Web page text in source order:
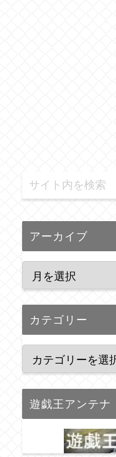
アーカイブ
カテゴリー
遊戯王アンテナ